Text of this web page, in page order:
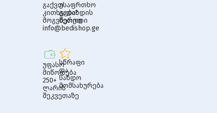
გაქვთ
კითხვები?
მოგვწერეთ
info@bedishop.ge
უსაფრთხო
გადახდის
მეთოდი
უფასო
მიწოდება
250+
ლარის
შეკვეთაზე
სწრაფი
და
სანდო
მომსახურება